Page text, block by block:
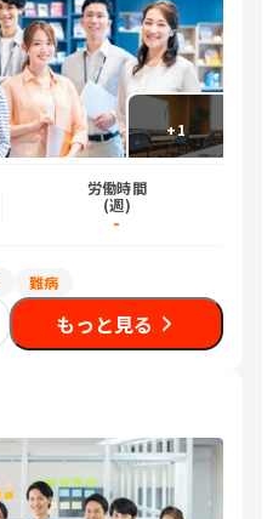
+1
労働時間
(週)
-
難病
もっと見る